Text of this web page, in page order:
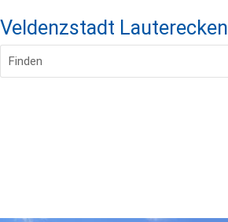
Veldenzstadt Lauterecken
Finden